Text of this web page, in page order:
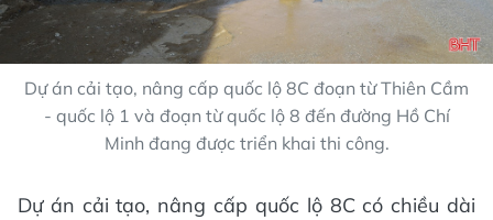
Dự án cải tạo, nâng cấp quốc lộ 8C đoạn từ Thiên Cầm
- quốc lộ 1 và đoạn từ quốc lộ 8 đến đường Hồ Chí
Minh đang được triển khai thi công.
Dự án cải tạo, nâng cấp quốc lộ 8C có chiều dài